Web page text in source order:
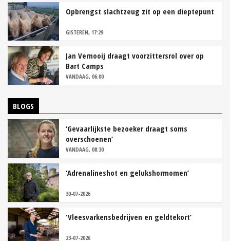
Opbrengst slachtzeug zit op een dieptepunt
GISTEREN, 17:29
Jan Vernooij draagt voorzittersrol over op
Bart Camps
VANDAAG, 06:00
BLOGS
‘Gevaarlijkste bezoeker draagt soms
overschoenen’
VANDAAG, 08:30
‘Adrenalineshot en gelukshormomen’
30-07-2026
‘Vleesvarkensbedrijven en geldtekort’
23-07-2026